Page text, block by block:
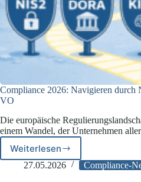
Compliance 2026: Navigieren
VO
Die europäische
einem Wandel, der Unternehmen
WeiterlesenCompliance
2026:
27.05.2026 Compliance-